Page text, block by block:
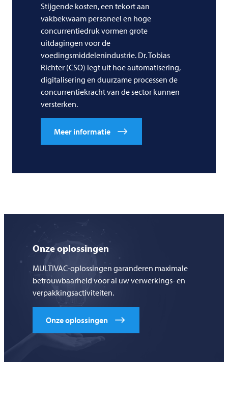
Stijgende kosten, een tekort aan
vakbekwaam personeel en hoge
concurrentiedruk vormen grote
uitdagingen voor de
voedingsmiddelenindustrie. Dr. Tobias
Richter (CSO) legt uit hoe automatisering,
digitalisering en duurzame processen de
concurrentiekracht van de sector kunnen
versterken.
Meer informatie
Onze oplossingen
MULTIVAC-oplossingen garanderen maximale
betrouwbaarheid voor al uw verwerkings- en
verpakkingsactiviteiten.
Onze oplossingen